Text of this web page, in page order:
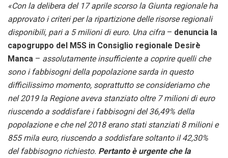
«Con la delibera del 17 aprile scorso la Giunta regionale ha
approvato i criteri per la ripartizione delle risorse regionali
disponibili, pari a 5 milioni di euro. Una cifra – denuncia la
capogruppo del M5S in Consiglio regionale Desirè
Manca – assolutamente insufficiente a coprire quelli che
sono i fabbisogni della popolazione sarda in questo
difficilissimo momento, soprattutto se consideriamo che
nel 2019 la Regione aveva stanziato oltre 7 milioni di euro
riuscendo a soddisfare i fabbisogni del 36,49% della
popolazione e che nel 2018 erano stati stanziati 8 milioni e
855 mila euro, riuscendo a soddisfare soltanto il 42,30%
del fabbisogno richiesto. Pertanto è urgente che la